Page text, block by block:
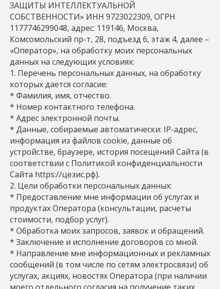
ЗАЩИТЫ ИНТЕЛЛЕКТУАЛЬНОЙ
СОБСТВЕННОСТИ» ИНН 9723022309, ОГРН
1177746299048, адрес: 119146, Москва,
Комсомольский пр-т, 28, подъезд 6, этаж 4, далее –
«Оператор», на обработку моих персональных
данных на следующих условиях:
1. Перечень персональных данных, на обработку
которых дается согласие:
* Фамилия, имя, отчество.
* Номер контактного телефона.
* Адрес электронной почты.
* Данные, собираемые автоматически: IP-адрес,
информация из файлов cookie, данные об
устройстве, браузере, история посещений Сайта (в
соответствии с Политикой конфиденциальности
Сайта https://цезис.рф).
2. Цели обработки персональных данных:
* Предоставление мне информации об услугах и
продуктах Оператора (консультации, расчеты
стоимости, подбор услуг).
* Обработка моих запросов, заявок и обращений.
* Заключение и исполнение договоров со мной.
* Направление мне информационных и рекламных
сообщений (в том числе по сетям электросвязи) об
услугах, акциях, новостях Оператора (при наличии